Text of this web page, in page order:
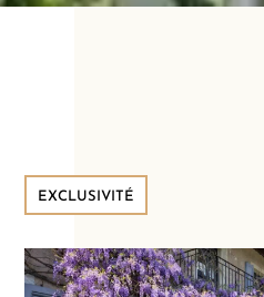
EXCLUSIVITÉ